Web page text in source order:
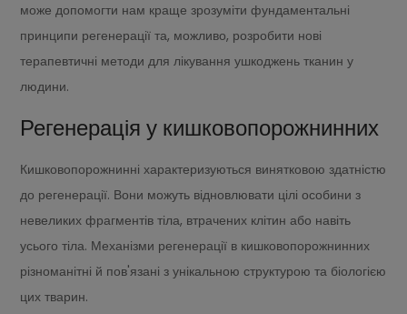
може допомогти нам краще зрозуміти фундаментальні
принципи регенерації та, можливо, розробити нові
терапевтичні методи для лікування ушкоджень тканин у
людини.
Регенерація у кишковопорожнинних
Кишковопорожнинні характеризуються винятковою здатністю
до регенерації. Вони можуть відновлювати цілі особини з
невеликих фрагментів тіла, втрачених клітин або навіть
усього тіла. Механізми регенерації в кишковопорожнинних
різноманітні й пов'язані з унікальною структурою та біологією
цих тварин.